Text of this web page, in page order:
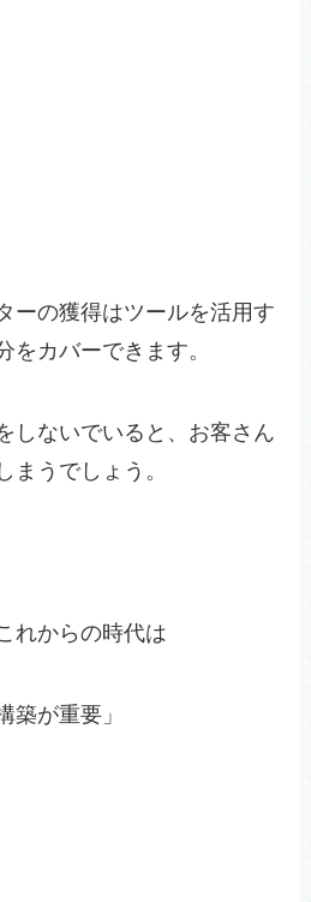
ーの獲得はツールを活用す
をカバーできます。
しないでいると、お客さん
まうでしょう。
れからの時代は
築が重要」